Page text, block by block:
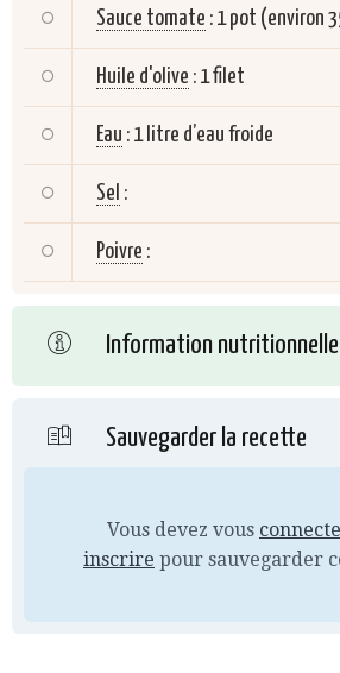
Sauce tomate : 1 pot (environ
Huile d'olive : 1 filet
Eau : 1 litre d’eau froide
Sel :
Poivre :
Information nutritionnelle
Sauvegarder la recette
Vous devez vous
inscrire pour sauvegarder